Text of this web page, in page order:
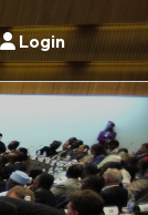
Login